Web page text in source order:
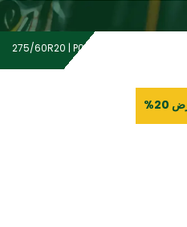
275/60R20 | P04 | ROHTX RH5